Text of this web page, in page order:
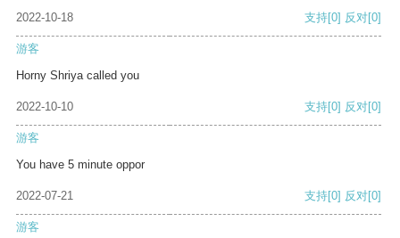
2022-10-18 支持[0] 反对[0]
游客
Horny Shriya called you
2022-10-10 支持[0] 反对[0]
游客
You have 5 minute oppor
2022-07-21 支持[0] 反对[0]
游客